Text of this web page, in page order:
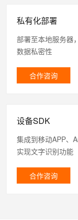
私有化部署
部署至本地服务器
数据私密性
合作咨询
设备SDK
集成到移动APP、
实现文字识别功能
合作咨询